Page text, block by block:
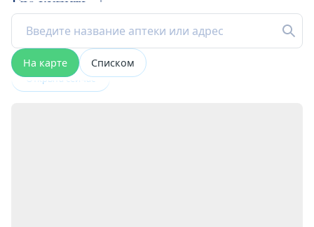
Где купить 1
На карте Списком
Открыта сейчас